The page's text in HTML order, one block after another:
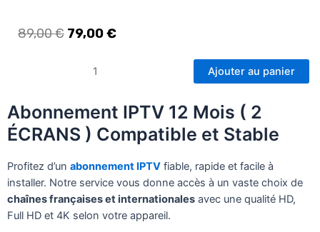
89,00€ 79,00€
Ajouter au panier
Abonnement IPTV 12 Mois ( 2
ÉCRANS ) Compatible et Stable
Profitez d’un abonnement IPTV fiable, rapide et facile à
installer. Notre service vous donne accès à un vaste choix de
chaînes françaises et internationales avec une qualité HD,
Full HD et 4K selon votre appareil.